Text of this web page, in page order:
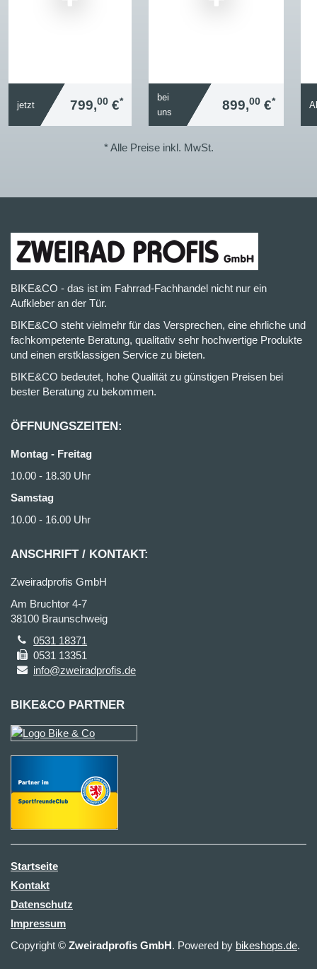
jetzt 799,00 €*
bei
uns
899,00 €*
* Alle Preise inkl. MwSt.
BIKE&CO - das ist im Fahrrad-Fachhandel nicht nur ein
Aufkleber an der Tür.
BIKE&CO steht vielmehr für das Versprechen, eine ehrliche und
fachkompetente Beratung, qualitativ sehr hochwertige Produkte
und einen erstklassigen Service zu bieten.
BIKE&CO bedeutet, hohe Qualität zu günstigen Preisen bei
bester Beratung zu bekommen.
ÖFFNUNGSZEITEN:
Montag - Freitag
10.00 - 18.30 Uhr
Samstag
10.00 - 16.00 Uhr
ANSCHRIFT / KONTAKT:
Zweiradprofis GmbH
Am Bruchtor 4-7
38100 Braunschweig
0531 18371
0531 13351
info@zweiradprofis.de
BIKE&CO PARTNER
Startseite
Kontakt
Datenschutz
Impressum
Copyright © Zweiradprofis GmbH. Powered by bikeshops.de.